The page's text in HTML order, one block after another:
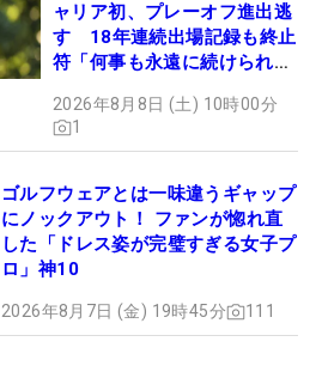
ャリア初、プレーオフ進出逃
す 18年連続出場記録も終止
符「何事も永遠に続けられな
2026年8月8日 (土) 10時00分
1
ゴルフウェアとは一味違うギャップ
にノックアウト！ ファンが惚れ直
した「ドレス姿が完璧すぎる女子プ
ロ」神10
2026年8月7日 (金) 19時45分 111